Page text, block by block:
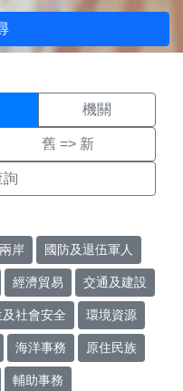
面
機關
舊 => 新
詢
岸 國防及退伍軍人
經濟貿易 交通及建設
社會安全 環境資源
海洋事務 原住民族
輔助事務